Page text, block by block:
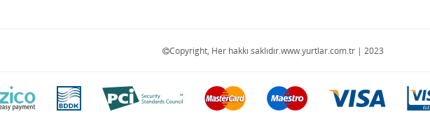
Copyright, Her hakkı saklıdır.www.yurtlar.com.tr | 2023